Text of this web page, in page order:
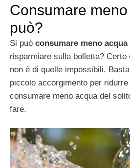
Consumare
può?
Si può consumare meno acqua
risparmiare sulla bolletta? Certo
non è di quelle impossibili.
piccolo accorgimento per
consumare meno acqua del
fare.